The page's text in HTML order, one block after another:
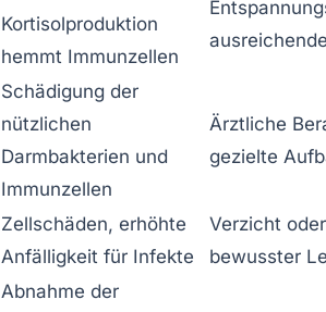
Kortisolproduktion
hemmt Immunzellen
Schädigung der
nützlichen
Darmbakterien und
Immunzellen
Ärztliche
gezielte
Zellschäden, erhöhte
Anfälligkeit für Infekte
Verzicht
bewusster
Abnahme der